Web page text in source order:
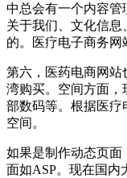
中总会有一个内容管
关于我们、文化信
的。医疗电子商务网
第六，医药电商网站
湾购买。空间方面，
部数码等。根据医疗
空间。
如果是制作动态页面
面如ASP。现在国内